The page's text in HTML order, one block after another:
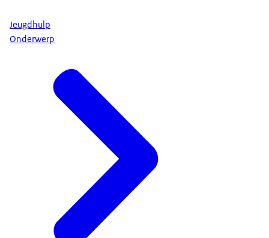
Jeugdhulp
Onderwerp